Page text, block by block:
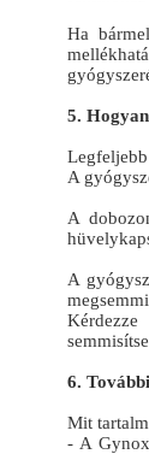
Ha
5.
A
A
A
6.
Mit
- A